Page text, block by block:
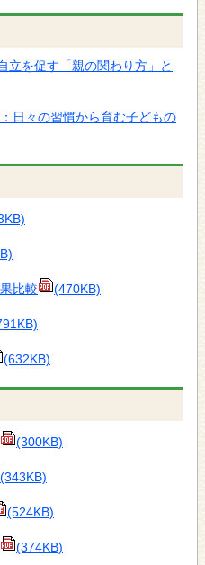
立を促す「親の関わり方」と
日々の習慣から育む子どもの
比較 (470KB)
(632KB)
(300KB)
(343KB)
(524KB)
(374KB)